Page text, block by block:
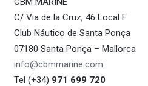
C/ Via de la Cruz, 46 Local F
Club Náutico de Santa Ponça
07180 Santa Ponça – Mallorca
info@cbmmarine.com
Tel (+34) 971 699 720